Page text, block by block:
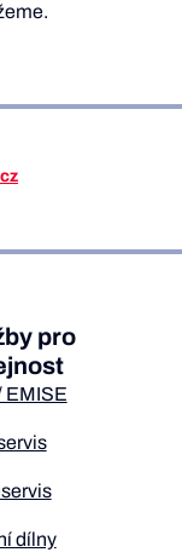
pro
EMISE
dílny